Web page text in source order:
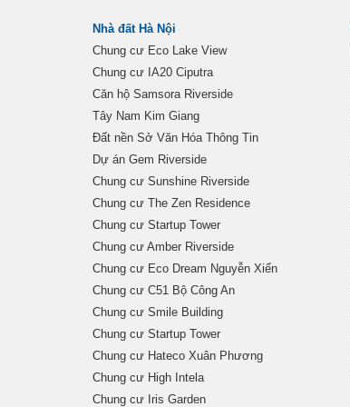
Nhà đất Hà Nội
Chung cư Eco Lake View
Chung cư IA20 Ciputra
Căn hộ Samsora Riverside
Tây Nam Kim Giang
Đất nền Sở Văn Hóa Thông Tin
Dự án Gem Riverside
Chung cư Sunshine Riverside
Chung cư The Zen Residence
Chung cư Startup Tower
Chung cư Amber Riverside
Chung cư Eco Dream Nguyễn Xiển
Chung cư C51 Bộ Công An
Chung cư Smile Building
Chung cư Startup Tower
Chung cư Hateco Xuân Phương
Chung cư High Intela
Chung cư Iris Garden